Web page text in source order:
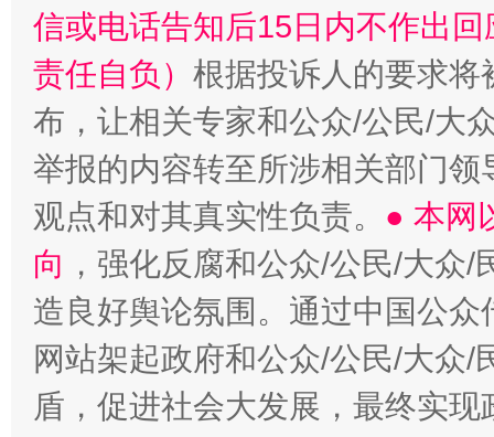
信或电话告知后15日内不作出
责任自负） 根据投诉人的要求将
布，让相关专家和公众/公民/大
举报的内容转至所涉相关部门
观点和对其真实性负责。 ● 本网
向 ，强化反腐和公众/公民/大众
造良好舆论氛围。通过中国公
网站架起政府和公众/公民/大众
盾，促进社会大发展，最终实